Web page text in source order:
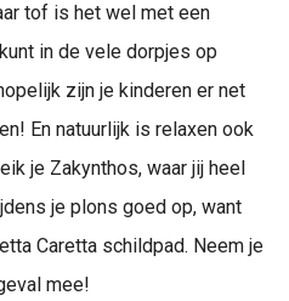
tof is het wel met een
in de vele dorpjes op
zijn je kinderen er net
En natuurlijk is relaxen ook
je Zakynthos, waar jij heel
je plons goed op, want
Caretta schildpad. Neem je
mee!